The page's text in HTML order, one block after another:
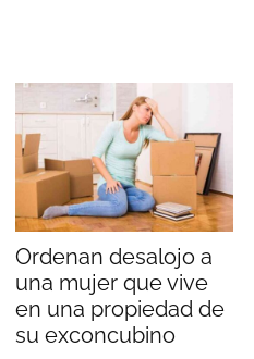
Ordenan desalojo a
una mujer que vive
en una propiedad de
su exconcubino